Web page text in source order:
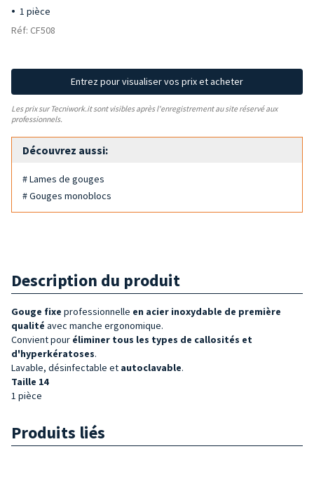
1 pièce
Réf: CF508
Entrez pour visualiser vos prix et acheter
Les prix sur Tecniwork.it sont visibles après l'enregistrement au site réservé aux
professionnels.
Découvrez aussi:
# Lames de gouges
# Gouges monoblocs
Description du produit
Gouge fixe professionnelle en acier inoxydable de première
qualité avec manche ergonomique.
Convient pour éliminer tous les types de callosités et
d'hyperkératoses.
Lavable, désinfectable et autoclavable.
Taille 14
1 pièce
Produits liés